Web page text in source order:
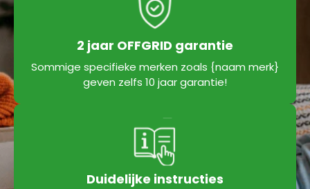
2 jaar OFFGRID garantie
Sommige specifieke merken zoals {naam merk}
geven zelfs 10 jaar garantie!
Duidelijke instructies